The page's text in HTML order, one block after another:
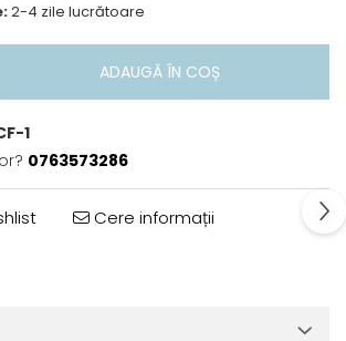
2-4 zile lucrătoare
ADAUGĂ ÎN COȘ
1
0763573286
Cere informații